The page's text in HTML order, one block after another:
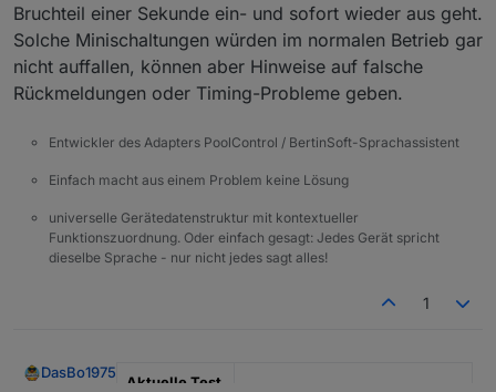
Bruchteil einer Sekunde ein- und sofort wieder aus geht.
Solche Minischaltungen würden im normalen Betrieb gar
nicht auffallen, können aber Hinweise auf falsche
Rückmeldungen oder Timing-Probleme geben.
Entwickler des Adapters PoolControl / BertinSoft-Sprachassistent
Einfach macht aus einem Problem keine Lösung
universelle Gerätedatenstruktur mit kontextueller
Funktionszuordnung. Oder einfach gesagt: Jedes Gerät spricht
dieselbe Sprache - nur nicht jedes sagt alles!
1
DasBo1975
Aktuelle Test